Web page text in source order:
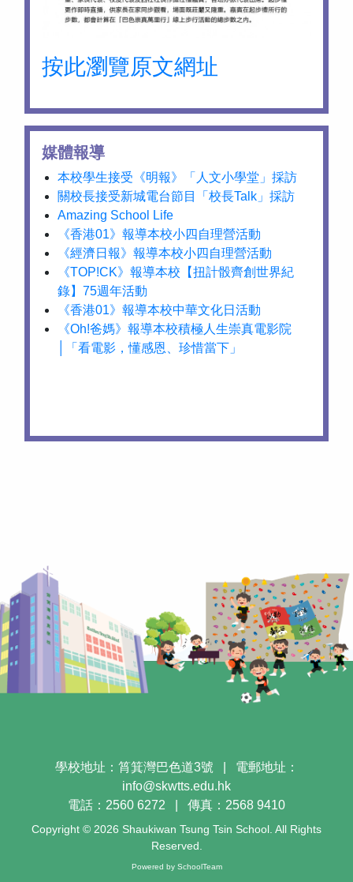
按此瀏覽原文網址
媒體報導
本校學生接受《明報》「人文小學堂」採訪
關校長接受新城電台節目「校長Talk」採訪
Amazing School Life
《香港01》報導本校小四自理營活動
《經濟日報》報導本校小四自理營活動
《TOP!CK》報導本校【扭計骰齊創世界紀
錄】75週年活動
《香港01》報導本校中華文化日活動
《Oh!爸媽》報導本校積極人生崇真電影院
│「看電影，懂感恩、珍惜當下」
學校地址：筲箕灣巴色道3號
電郵地址：
info@skwtts.edu.hk
電話：2560 6272
傳真：2568 9410
Copyright © 2026 Shaukiwan Tsung Tsin School. All Rights
Reserved.
Powered by SchoolTeam